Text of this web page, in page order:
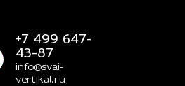
+7 499 647-
43-87
info@svai-
vertikal.ru